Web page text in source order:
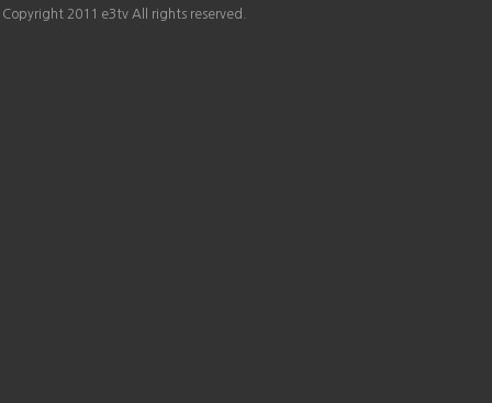
Copyright 2011 e3tv All rights reserved.